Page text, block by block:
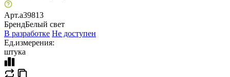
Арт.a39813
БрендБелый свет
В разработке Не доступен
Ед.измерения:
штука